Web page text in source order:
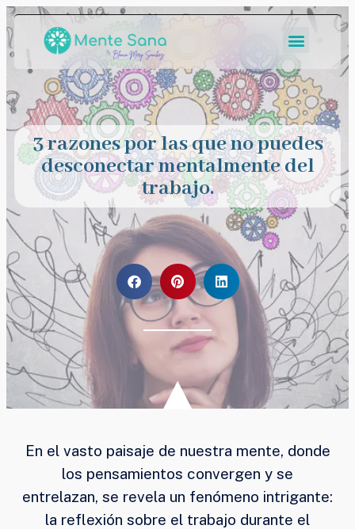
3 razones por las que no puedes
desconectar mentalmente del
trabajo.
En el vasto paisaje de nuestra mente, donde
los pensamientos convergen y se
entrelazan, se revela un fenómeno intrigante:
la reflexión sobre el trabajo durante el